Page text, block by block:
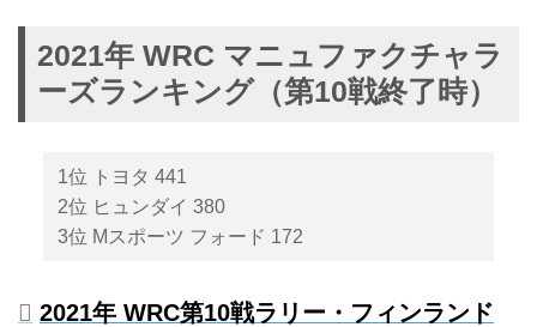
2021年 WRC マニュファクチャラ
ーズランキング（第10戦終了時）
1位 トヨタ 441
2位 ヒュンダイ 380
3位 Mスポーツ フォード 172
2021年 WRC第10戦ラリー・フィンランド